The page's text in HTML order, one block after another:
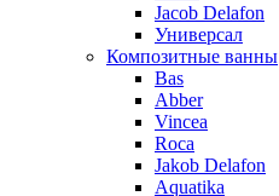
Jacob Delafon
Универсал
Композитные ванны
Bas
Abber
Vincea
Roca
Jakob Delafon
Aquatika